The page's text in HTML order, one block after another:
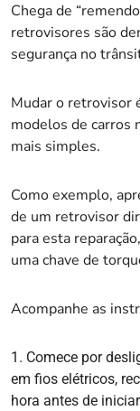
Chega de
retrovisores são
segurança no
Mudar o retrovisor
modelos de carros
mais simples.
Como exemplo,
de um retrovisor
para esta
uma chave de
Acompanhe as
Comece por
em fios elétricos,
hora antes de